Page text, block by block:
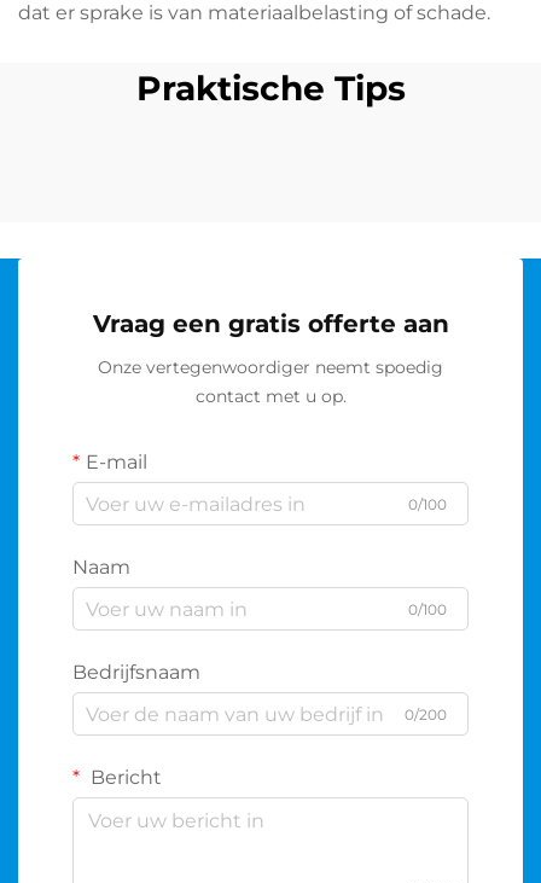
dat er sprake is van materiaalbelasting of schade.
Praktische Tips
Vraag een gratis offerte aan
Onze vertegenwoordiger neemt spoedig
contact met u op.
E-mail
0/100
Naam
0/100
Bedrijfsnaam
0/200
Bericht